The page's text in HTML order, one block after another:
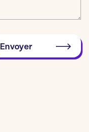
Envoyer